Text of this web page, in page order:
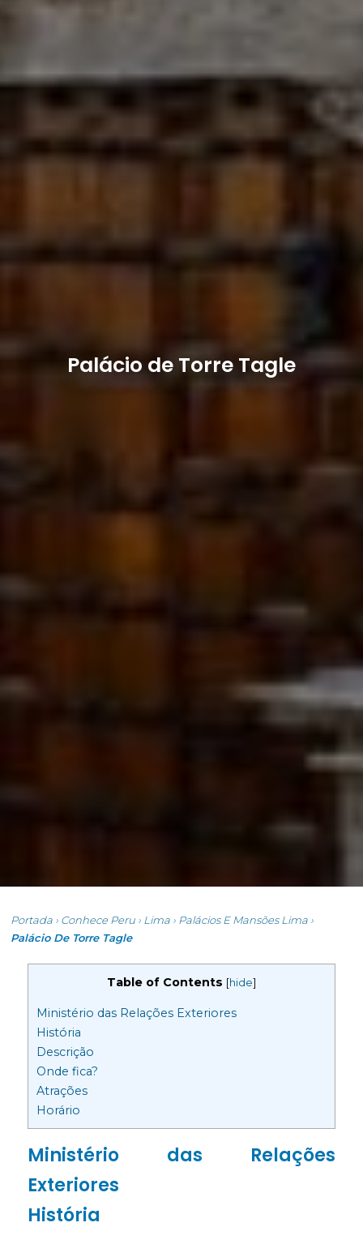
Palácio de Torre Tagle
Portada › Conhece Peru › Lima › Palácios E Mansões Lima ›
Palácio De Torre Tagle
Table of Contents [hide]
Ministério das Relações Exteriores
História
Descrição
Onde fica?
Atrações
Horário
Ministério das Relações
Exteriores
História